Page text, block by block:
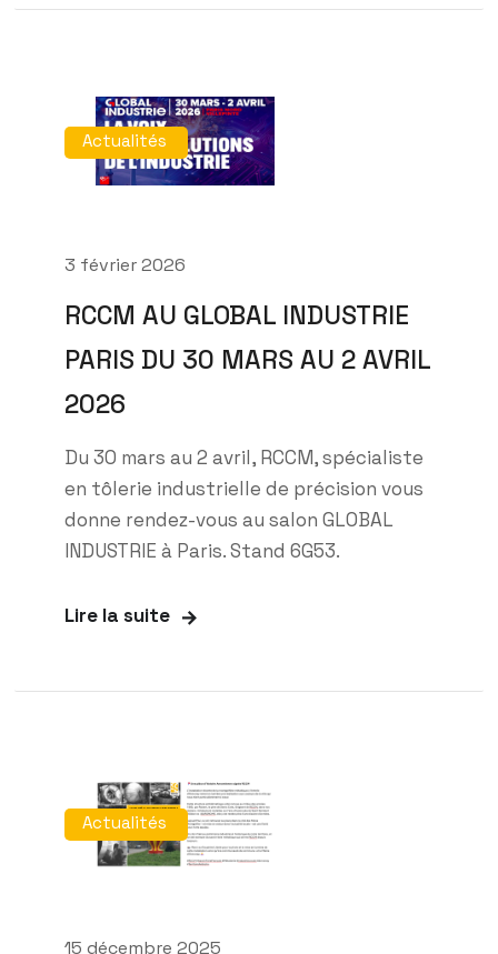
Actualités
3 février 2026
RCCM AU GLOBAL INDUSTRIE
PARIS DU 30 MARS AU 2 AVRIL
2026
Du 30 mars au 2 avril, RCCM, spécialiste
en tôlerie industrielle de précision vous
donne rendez-vous au salon GLOBAL
INDUSTRIE à Paris. Stand 6G53.
Lire la suite
Actualités
15 décembre 2025